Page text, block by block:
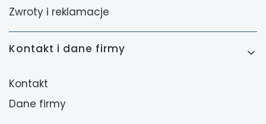
Zwroty i reklamacje
Kontakt i dane firmy
Kontakt
Dane firmy